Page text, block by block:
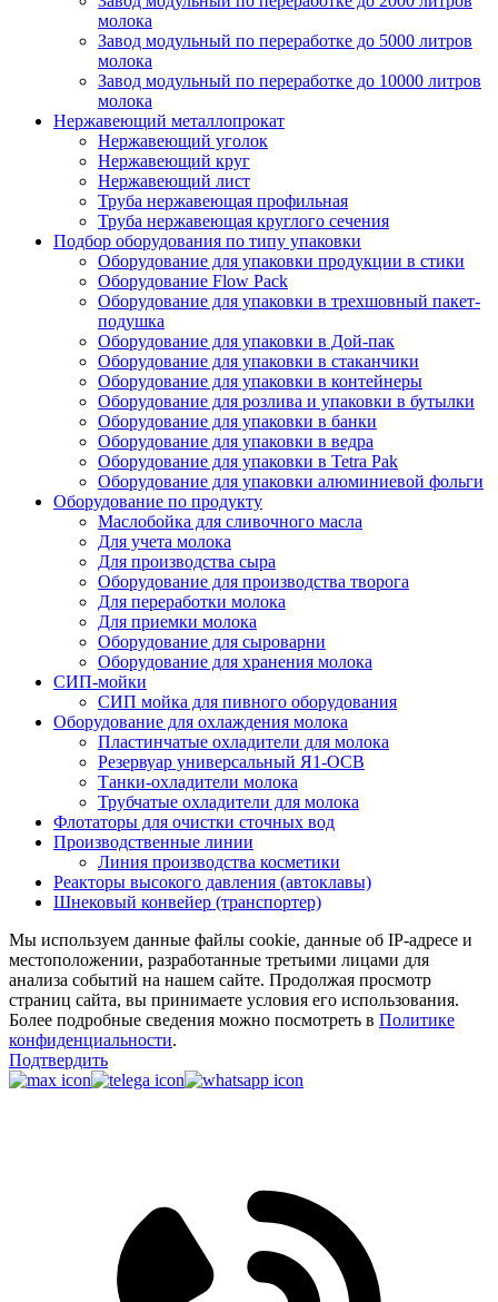
молока
Завод модульный по переработке до 5000 литров
молока
Завод модульный по переработке до 10000 литров
молока
Нержавеющий металлопрокат
Нержавеющий уголок
Нержавеющий круг
Нержавеющий лист
Труба нержавеющая профильная
Труба нержавеющая круглого сечения
Подбор оборудования по типу упаковки
Оборудование для упаковки продукции в стики
Оборудование Flow Pack
Оборудование для упаковки в трехшовный пакет-
подушка
Оборудование для упаковки в Дой-пак
Оборудование для упаковки в стаканчики
Оборудование для упаковки в контейнеры
Оборудование для розлива и упаковки в бутылки
Оборудование для упаковки в банки
Оборудование для упаковки в ведра
Оборудование для упаковки в Tetra Pak
Оборудование для упаковки алюминиевой фольги
Оборудование по продукту
Маслобойка для сливочного масла
Для учета молока
Для производства сыра
Оборудование для производства творога
Для переработки молока
Для приемки молока
Оборудование для сыроварни
Оборудование для хранения молока
СИП-мойки
СИП мойка для пивного оборудования
Оборудование для охлаждения молока
Пластинчатые охладители для молока
Резервуар универсальный Я1-ОСВ
Танки-охладители молока
Трубчатые охладители для молока
Флотаторы для очистки сточных вод
Производственные линии
Линия производства косметики
Реакторы высокого давления (автоклавы)
Шнековый конвейер (транспортер)
Мы используем данные файлы cookie, данные об IP-адресе и
местоположении, разработанные третьими лицами для
анализа событий на нашем сайте. Продолжая просмотр
страниц сайта, вы принимаете условия его использования.
Более подробные сведения можно посмотреть в Политике
конфиденциальности.
Подтвердить